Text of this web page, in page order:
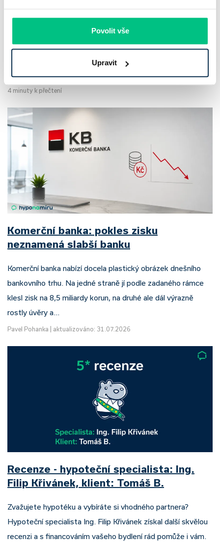
Povolit vše
Upravit
Český hypoteční trh na konci července 2026 potvrzuje, že
sazby zůstávají pod tlakem a část bank pokračuje v jejich
růstu. UniCredit Bank od 27.7.2026 zvýšila hypoteční sazby
Pavel Pohanka|aktualizováno: 04.08.2026
4 minuty k přečtení
Komerční banka: pokles zisku
neznamená slabší banku
Komerční banka nabízí docela plastický obrázek dnešního
bankovního trhu. Na jedné straně jí podle zadaného rámce
klesl zisk na 8,5 miliardy korun, na druhé ale dál výrazně
rostly úvěry a…
Pavel Pohanka aktualizováno: 31.07.2026
Recenze - hypoteční specialista: Ing.
Filip Křivánek, klient: Tomáš B.
Zvažujete hypotéku a vybíráte si vhodného partnera?
Hypoteční specialista Ing. Filip Křivánek získal další skvělou
recenzi a s financováním vašeho bydlení rád pomůže i vám.